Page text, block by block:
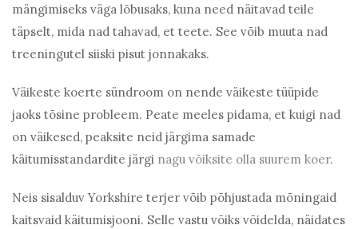
mängimiseks väga lõbusaks, kuna need näitavad teile
täpselt, mida nad tahavad, et teete. See võib muuta nad
treeningutel siiski pisut jonnakaks.
Väikeste koerte sündroom on nende väikeste tüüpide
jaoks tõsine probleem. Peate meeles pidama, et kuigi nad
on väikesed, peaksite neid järgima samade
käitumisstandardite järgi nagu võiksite olla suurem koer.
Neis sisalduv Yorkshire terjer võib põhjustada mõningaid
kaitsvaid käitumisjooni. Selle vastu võiks võidelda, näidates